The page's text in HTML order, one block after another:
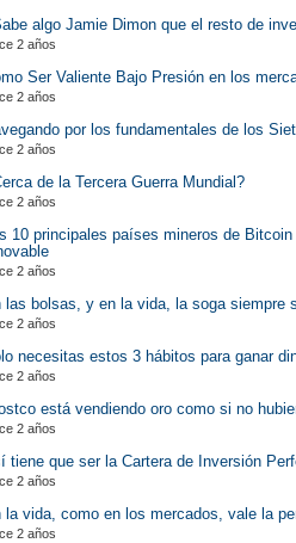
algo Jamie Dimon que el resto de
2 años
Ser Valiente Bajo Presión en los
2 años
por los fundamentales de los
2 años
de la Tercera Guerra Mundial?
2 años
10 principales países mineros de
2 años
las bolsas, y en la vida, la soga siempre
2 años
necesitas estos 3 hábitos para ganar
2 años
está vendiendo oro como si no
2 años
tiene que ser la Cartera de Inversión
2 años
la vida, como en los mercados, vale la
2 años